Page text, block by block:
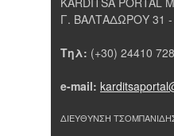
Γ. ΒΑΛΤΑΔΩΡΟΥ 31 -
Τηλ: (+30) 24410
e-mail:
ΔΙΕΥΘΥΝΣΗ